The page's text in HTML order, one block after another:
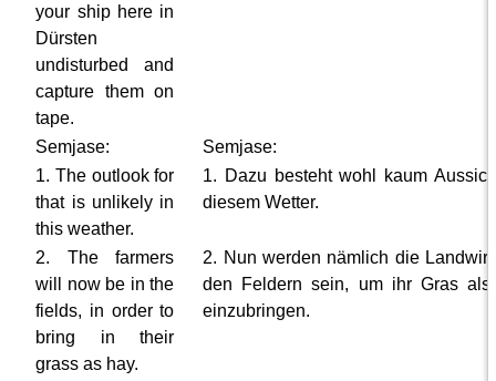
your ship here in
Dürsten
undisturbed and
capture them on
tape.
Semjase:
Semjase:
1. The outlook for
that is unlikely in
this weather.
1. Dazu besteht wohl kaum
diesem Wetter.
2. The farmers
will now be in the
fields, in order to
bring in their
grass as hay.
2. Nun werden nämlich die
den Feldern sein, um ihr Gras als
einzubringen.